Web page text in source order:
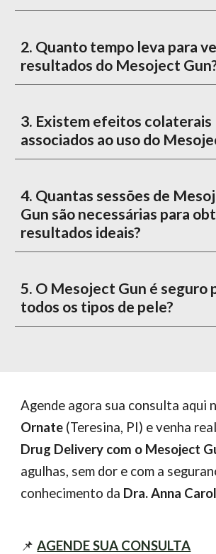
2. Quanto tempo leva para
resultados do Mesoject
3. Existem efeitos colaterais
associados ao uso do
4. Quantas sessões de
Gun são necessárias para
resultados ideais?
5. O Mesoject Gun é seguro
todos os tipos de pele?
Agende agora sua consulta aqui
Ornate (Teresina, PI) evenha
Drug Delivery com o Mesoject
agulhas, sem dor e com a
conhecimento da Dra. Anna
📌AGENDE SUA CONSULTA